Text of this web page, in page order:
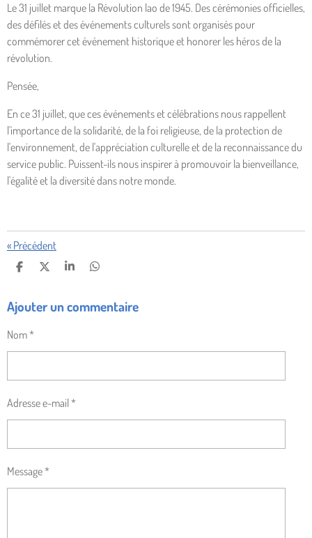
Le 31 juillet marque la Révolution lao de 1945. Des cérémonies officielles,
des défilés et des événements culturels sont organisés pour
commémorer cet événement historique et honorer les héros de la
révolution.
Pensée,
En ce 31 juillet, que ces événements et célébrations nous rappellent
l'importance de la solidarité, de la foi religieuse, de la protection de
l'environnement, de l'appréciation culturelle et de la reconnaissance du
service public. Puissent-ils nous inspirer à promouvoir la bienveillance,
l'égalité et la diversité dans notre monde.
« Précédent
P
T
A
E
R
P
T
A
R
P
T
A
R
P
T
A
R
Ajouter un commentaire
Nom *
Adresse e-mail *
Message *